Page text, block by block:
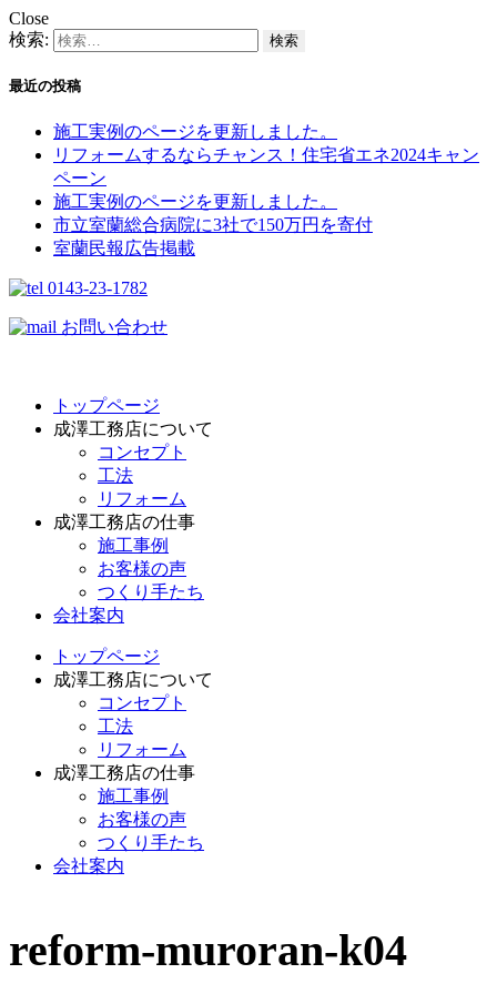
Close
検索:
最近の投稿
施工実例のページを更新しました。
リフォームするならチャンス！住宅省エネ2024キャン
ペーン​
施工実例のページを更新しました。
市立室蘭総合病院に3社で150万円を寄付
室蘭民報広告掲載
0143-23-1782
お問い合わせ
トップページ
成澤工務店について
コンセプト
工法
リフォーム
成澤工務店の仕事
施工事例
お客様の声
つくり手たち
会社案内
トップページ
成澤工務店について
コンセプト
工法
リフォーム
成澤工務店の仕事
施工事例
お客様の声
つくり手たち
会社案内
reform-muroran-k04